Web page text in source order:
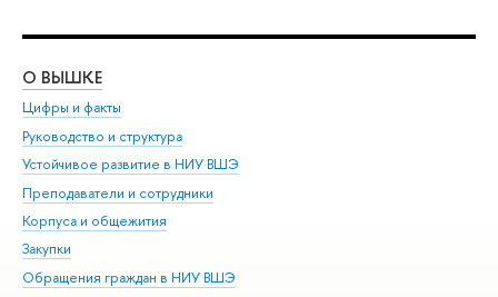
О ВЫШКЕ
Цифры и факты
Руководство и структура
Устойчивое развитие в НИУ ВШЭ
Преподаватели и сотрудники
Корпуса и общежития
Закупки
Обращения граждан в НИУ ВШЭ